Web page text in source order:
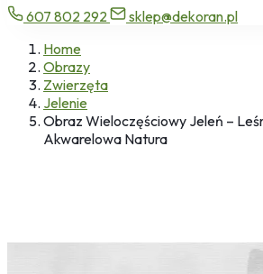
607 802 292
sklep@dekoran.pl
Home
Obrazy
Zwierzęta
Jelenie
Obraz Wieloczęściowy Jeleń –
Akwarelowa Natura